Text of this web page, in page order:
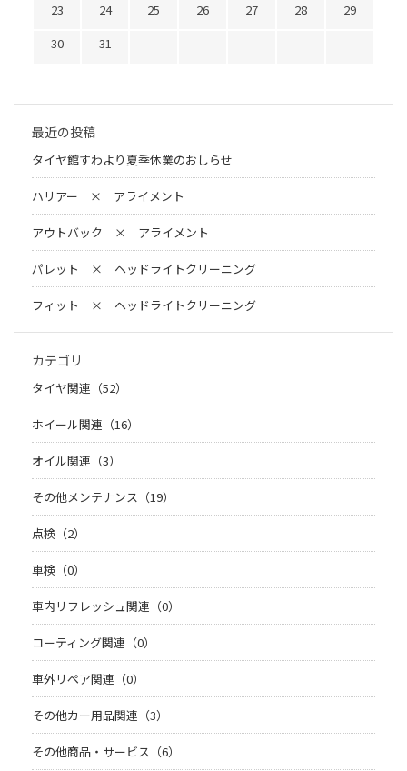
23
24 25 26 27 28
29
30
31
最近の投稿
タイヤ館すわより夏季休業のおしらせ
ハリアー × アライメント
アウトバック × アライメント
パレット × ヘッドライトクリーニング
フィット × ヘッドライトクリーニング
カテゴリ
タイヤ関連（52）
ホイール関連（16）
オイル関連（3）
その他メンテナンス（19）
点検（2）
車検（0）
車内リフレッシュ関連（0）
コーティング関連（0）
車外リペア関連（0）
その他カー用品関連（3）
その他商品・サービス（6）